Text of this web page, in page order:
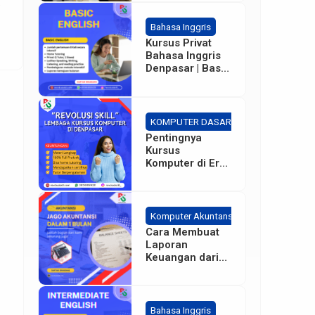
Bahasa Inggris
Kursus Privat
Bahasa Inggris
Denpasar | Basic
KOMPUTER DASAR
Pentingnya
Kursus
Komputer di Era
Komputer Akuntansi
Cara Membuat
Laporan
Keuangan dari
Bahasa Inggris